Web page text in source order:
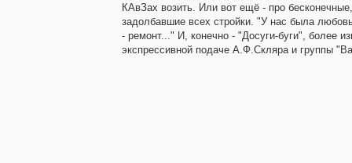
КАвЗах возить. Или вот ещё - про бесконечные,
задолбавшие всех стройки. "У нас была
- ремонт..." И, конечно - "Досуги-буги", более
экспрессивной подаче А.Ф.Скляра и группы